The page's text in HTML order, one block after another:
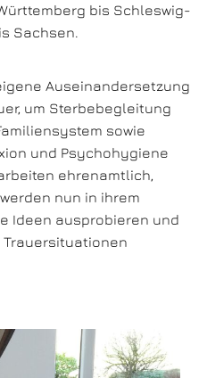
bis Schleswig-
Sachsen.
Auseinandersetzung
um Sterbebegleitung
sowie
und Psychohygiene
ehrenamtlich,
nun in ihrem
Ideen ausprobieren und